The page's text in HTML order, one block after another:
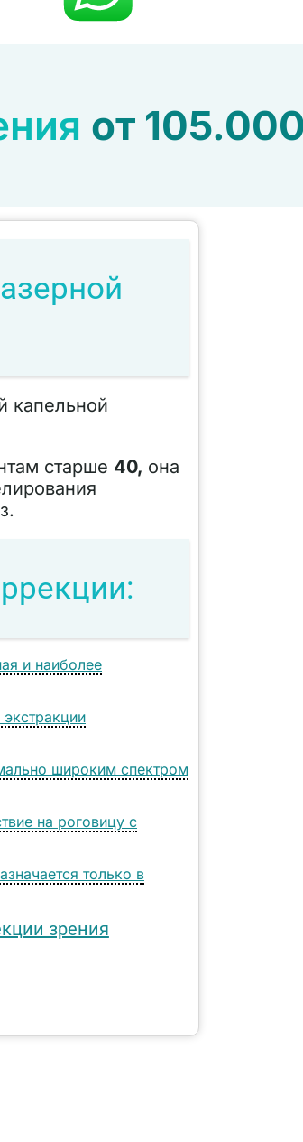
от
капельной
старше 40, она
и наиболее
широким спектром
на роговицу с
только в
зрения